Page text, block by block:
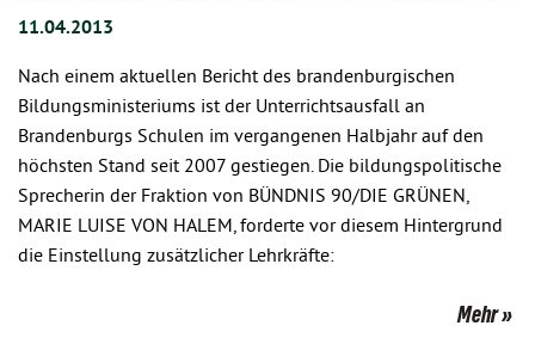
11.04.2013
Nach einem aktuellen Bericht des brandenburgischen
Bildungsministeriums ist der Unterrichtsausfall an
Brandenburgs Schulen im vergangenen Halbjahr auf den
höchsten Stand seit 2007 gestiegen. Die bildungspolitische
Sprecherin der Fraktion von BÜNDNIS 90/DIE GRÜNEN,
MARIE LUISE VON HALEM, forderte vor diesem Hintergrund
die Einstellung zusätzlicher Lehrkräfte:
Mehr